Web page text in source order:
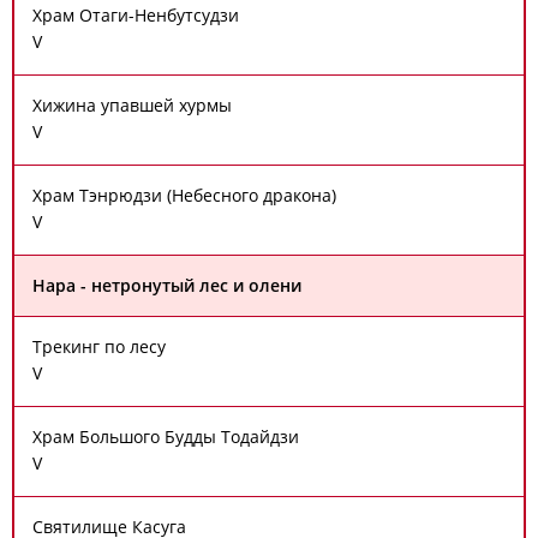
Храм Отаги-Ненбутсудзи
V
Хижина упавшей хурмы
V
Храм Тэнрюдзи (Небесного дракона)
V
Нара - нетронутый лес и олени
Трекинг по лесу
V
Храм Большого Будды Тодайдзи
V
Святилище Касуга